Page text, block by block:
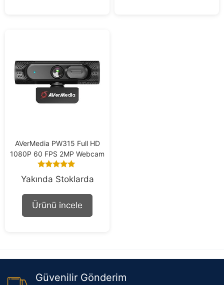
f
AVerMedia PW315 Full HD
1080P 60 FPS 2MP Webcam
5.00
out of 5
Yakında Stoklarda
Ürünü incele
Güvenilir Gönderim